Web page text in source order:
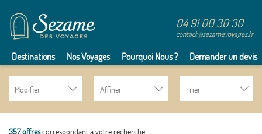
04 91 00 30 30
contact@sezamevoyages.fr
Destinations Nos Voyages Pourquoi Nous ? Demander un devis
Modifier Affiner Trier
357 offrescorrespondant à votre recherche